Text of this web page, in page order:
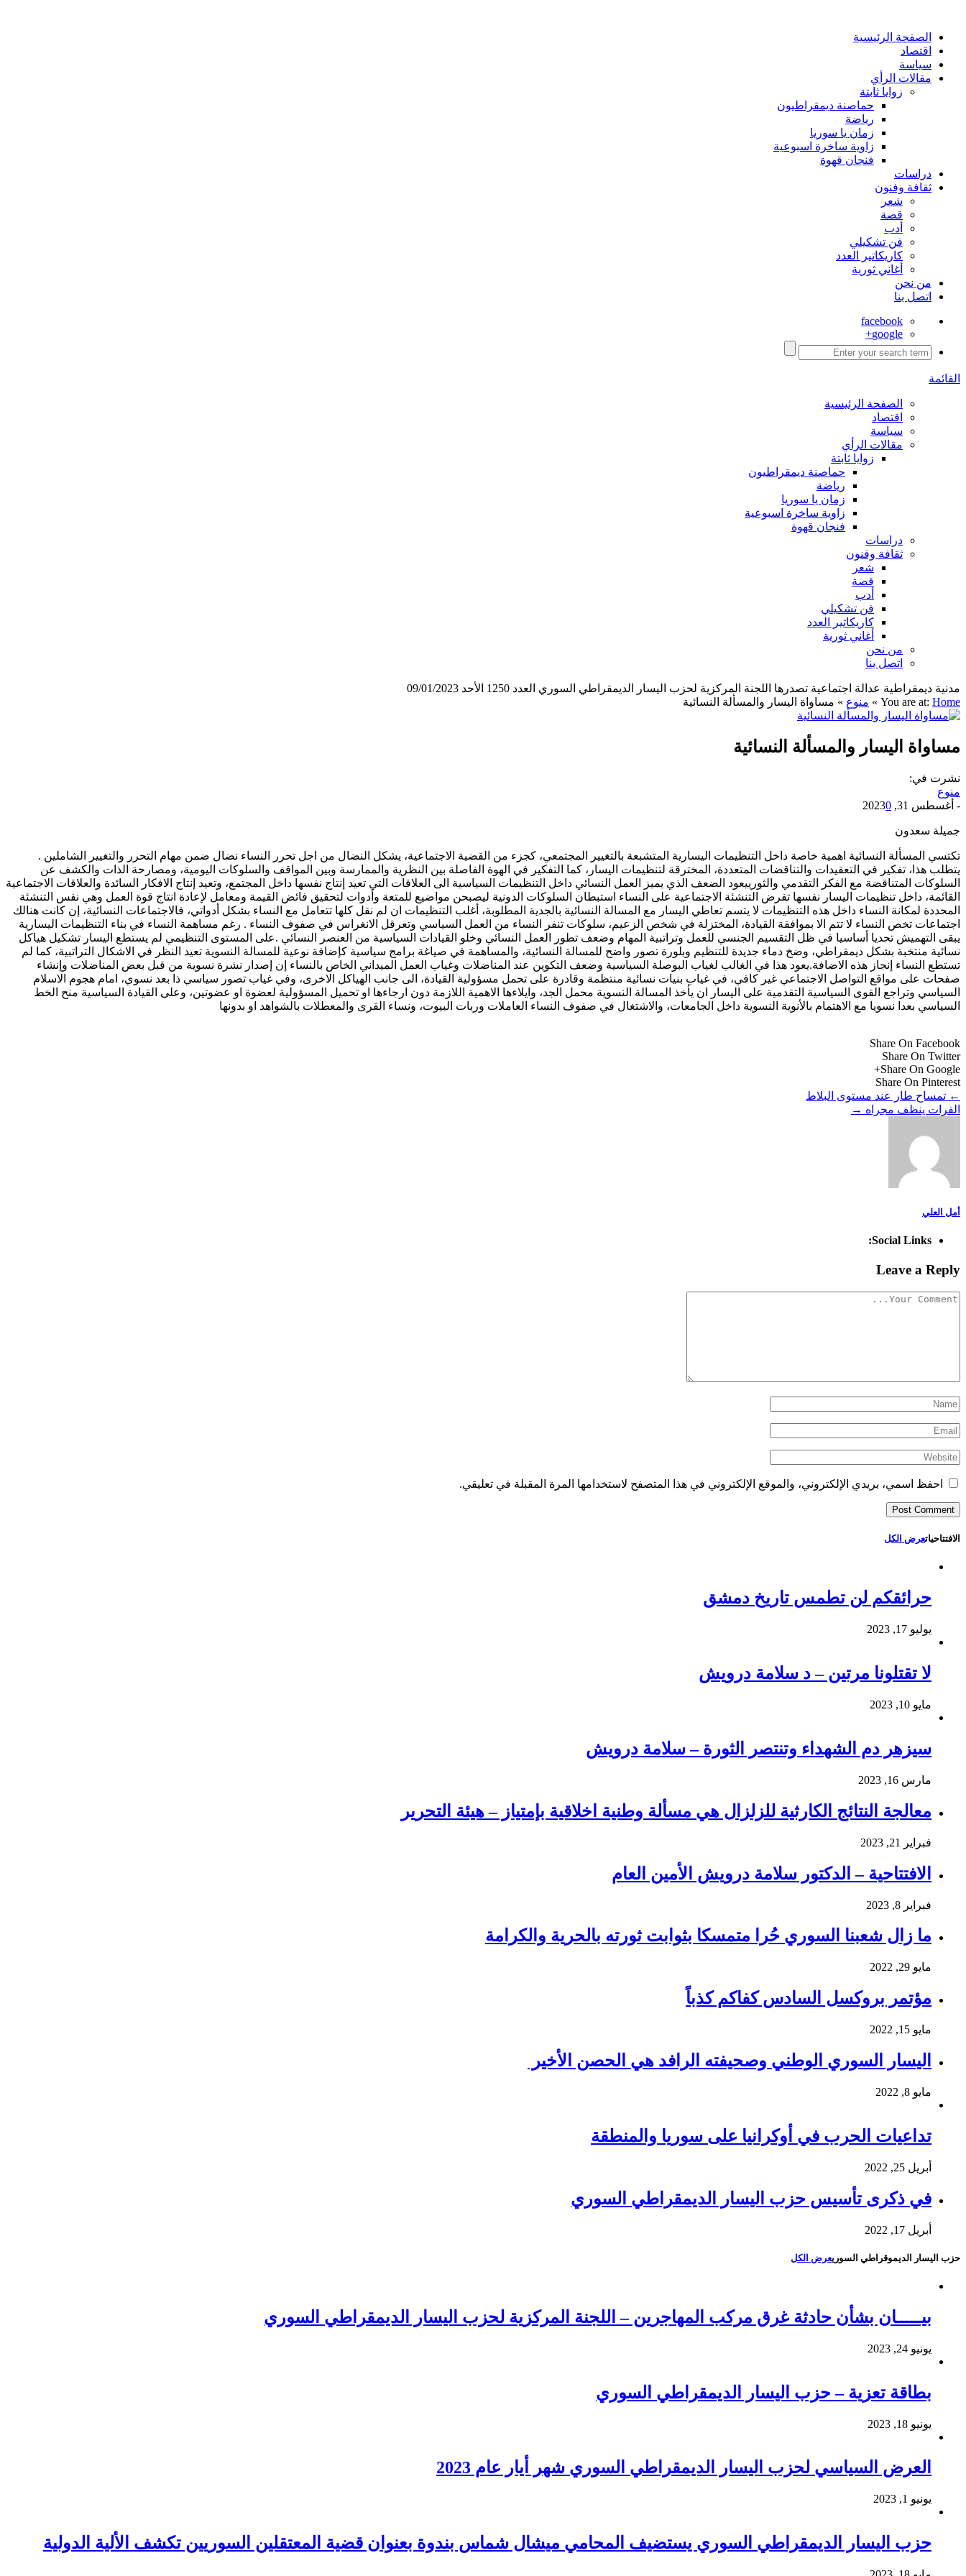
الصفحة الرئيسية
اقتصاد
سياسة
مقالات الرأي
زوايا ثابتة
حماصنة ديمقراطيون
رياضة
زمان يا سوريا
زاوية ساخرة اسبوعية
فنجان قهوة
دراسات
ثقافة وفنون
شعر
قصة
أدب
فن تشكيلي
كاريكاتير العدد
أغاني ثورية
من نحن
اتصل بنا
facebook
google+
القائمة
الصفحة الرئيسية
اقتصاد
سياسة
مقالات الرأي
زوايا ثابتة
حماصنة ديمقراطيون
رياضة
زمان يا سوريا
زاوية ساخرة اسبوعية
فنجان قهوة
دراسات
ثقافة وفنون
شعر
قصة
أدب
فن تشكيلي
كاريكاتير العدد
أغاني ثورية
من نحن
اتصل بنا
مدنية ديمقراطية عدالة اجتماعية تصدرها اللجنة المركزية لحزب اليسار الديمقراطي السوري العدد 1250 الأحد 09/01/2023
You are at: Home
» منوع » مساواة اليسار والمسألة النسائية
مساواة اليسار والمسألة النسائية
نشرت في:
منوع
- أغسطس 31, 2023 0
جميلة سعدون
تكتسي المسألة النسائية اهمية خاصة داخل التنظيمات اليسارية المتشبعة بالتغيير المجتمعي، كجزء من القضية الاجتماعية، يشكل النضال من اجل تحرر النساء نضال ضمن مهام التحرر والتغيير الشاملين .
يتطلب هذا، تفكير في التعقيدات والتناقضات المتعددة، المخترقة لتنظيمات اليسار، كما التفكير في الهوة الفاصلة بين النظرية والممارسة وبين المواقف والسلوكات اليومية، ومصارحة الذات والكشف عن
السلوكات المتناقضة مع الفكر التقدمي والثورييعود الضعف الذي يميز العمل النسائي داخل التنظيمات السياسية الى العلاقات التي تعيد إنتاج نفسها داخل المجتمع، وتعيد إنتاج الافكار السائدة والعلاقات الاجتماعية
القائمة، داخل تنظيمات اليسار نفسها تفرض التنشئة الاجتماعية على النساء استبطان السلوكات الدونية ليصبحن مواضيع للمتعة وأدوات لتحقيق فائض القيمة ومعامل لإعادة انتاج قوة العمل وهي نفس التنشئة
المحددة لمكانة النساء داخل هذه التنظيمات لا يتسم تعاطي اليسار مع المسالة النسائية بالجدية المطلوبة، أغلب التنظيمات ان لم نقل كلها تتعامل مع النساء بشكل أدواتي، فالاجتماعات النسائية، إن كانت هنالك
اجتماعات تخص النساء لا تتم الا بموافقة القيادة، المختزلة في شخص الزعيم، سلوكات تنفر النساء من العمل السياسي وتعرقل الانغراس في صفوف النساء . رغم مساهمة النساء في بناء التنظيمات اليسارية
يبقى التهميش تحديا أساسيا في ظل التقسيم الجنسي للعمل وتراتبية المهام وضعف تطور العمل النسائي وخلو القيادات السياسية من العنصر النسائي .على المستوى التنظيمي لم يستطع اليسار تشكيل هياكل
نسائية منتخبة بشكل ديمقراطي، وضخ دماء جديدة للتنظيم وبلورة تصور واضح للمسالة النسائية، والمساهمة في صياغة برامج سياسية كإضافة نوعية للمسالة النسوية تعيد النظر في الاشكال التراتبية، كما لم
تستطع النساء إنجاز هذه الاضافة.يعود هذا في الغالب لغياب البوصلة السياسية وضعف التكوين عند المناضلات وغياب العمل الميداني الخاص بالنساء إن إصدار نشرة نسوية من قبل بعض المناضلات وإنشاء
صفحات على مواقع التواصل الاجتماعي غير كافي، في غياب بنيات نسائية منتظمة وقادرة على تحمل مسؤولية القيادة، الى جانب الهياكل الاخرى، وفي غياب تصور سياسي ذا بعد نسوي، امام هجوم الاسلام
السياسي وتراجع القوى السياسية التقدمية على اليسار ان يأخذ المسالة النسوية محمل الجد، وايلاءها الاهمية اللازمة دون ارجاءها او تحميل المسؤولية لعضوة او عضوتين، وعلى القيادة السياسية منح الخط
السياسي بعدا نسويا مع الاهتمام بالأنوية النسوية داخل الجامعات، والاشتغال في صفوف النساء العاملات وربات البيوت، ونساء القرى والمعطلات بالشواهد او بدونها
Share On Facebook
Share On Twitter
Share On Google+
Share On Pinterest
← تمساح طار عند مستوى البلاط
الفرات ينظف مجراه →
أمل العلي
Social Links:
Leave a Reply
احفظ اسمي، بريدي الإلكتروني، والموقع الإلكتروني في هذا المتصفح لاستخدامها المرة المقبلة في تعليقي.
الافتتاحياتعرض الكل
حرائقكم لن تطمس تاريخ دمشق
يوليو 17, 2023
لا تقتلونا مرتين – د سلامة درويش
مايو 10, 2023
سيزهر دم الشهداء وتنتصر الثورة – سلامة درويش
مارس 16, 2023
معالجة النتائج الكارثية للزلزال هي مسألة وطنية اخلاقية بإمتياز – هيئة التحرير
فبراير 21, 2023
الافتتاحية – الدكتور سلامة درويش الأمين العام
فبراير 8, 2023
ما زال شعبنا السوري حُرا متمسكا بثوابت ثورته بالحرية والكرامة
مايو 29, 2022
مؤتمر بروكسل السادس كفاكم كذباً
مايو 15, 2022
اليسار السوري الوطني وصحيفته الرافد هي الحصن الأخير
مايو 8, 2022
تداعيات الحرب في أوكرانيا على سوريا والمنطقة
أبريل 25, 2022
في ذكرى تأسيس حزب اليسار الديمقراطي السوري
أبريل 17, 2022
حزب اليسار الديموقراطي السوريعرض الكل
بيـــــان بشأن حادثة غرق مركب المهاجرين – اللجنة المركزية لحزب اليسار الديمقراطي السوري
يونيو 24, 2023
بطاقة تعزية – حزب اليسار الديمقراطي السوري
يونيو 18, 2023
العرض السياسي لحزب اليسار الديمقراطي السوري شهر أيار عام 2023
يونيو 1, 2023
حزب اليسار الديمقراطي السوري يستضيف المحامي ميشال شماس بندوة بعنوان قضية المعتقلين السوريين تكشف الألية الدولية